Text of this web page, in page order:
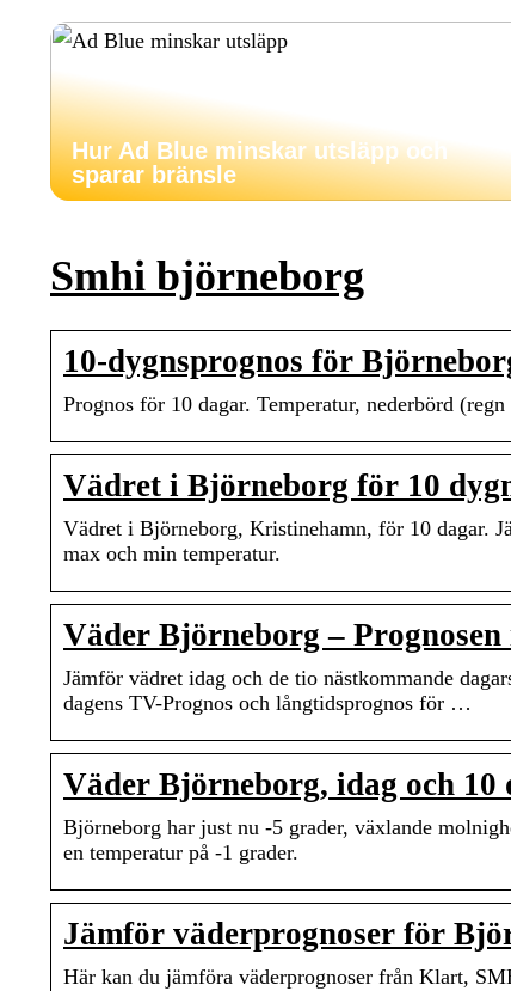
Hur Ad Blue minskar utsläpp och
sparar bränsle
Smhi björneborg
10-dygnsprognos för
Prognos för 10 dagar. Temperatur, nederbörd
Vädret i Björneborg för 10
Vädret i Björneborg, Kristinehamn, för 10 dagar.
max och min temperatur.
Väder Björneborg –
Jämför vädret idag och de tio nästkommande
dagens TV-Prognos och långtidsprognos för …
Väder Björneborg, idag och
Björneborg har just nu -5 grader, växlande
en temperatur på -1 grader.
Jämför väderprognoser för
Här kan du jämföra väderprognoser från Klart,